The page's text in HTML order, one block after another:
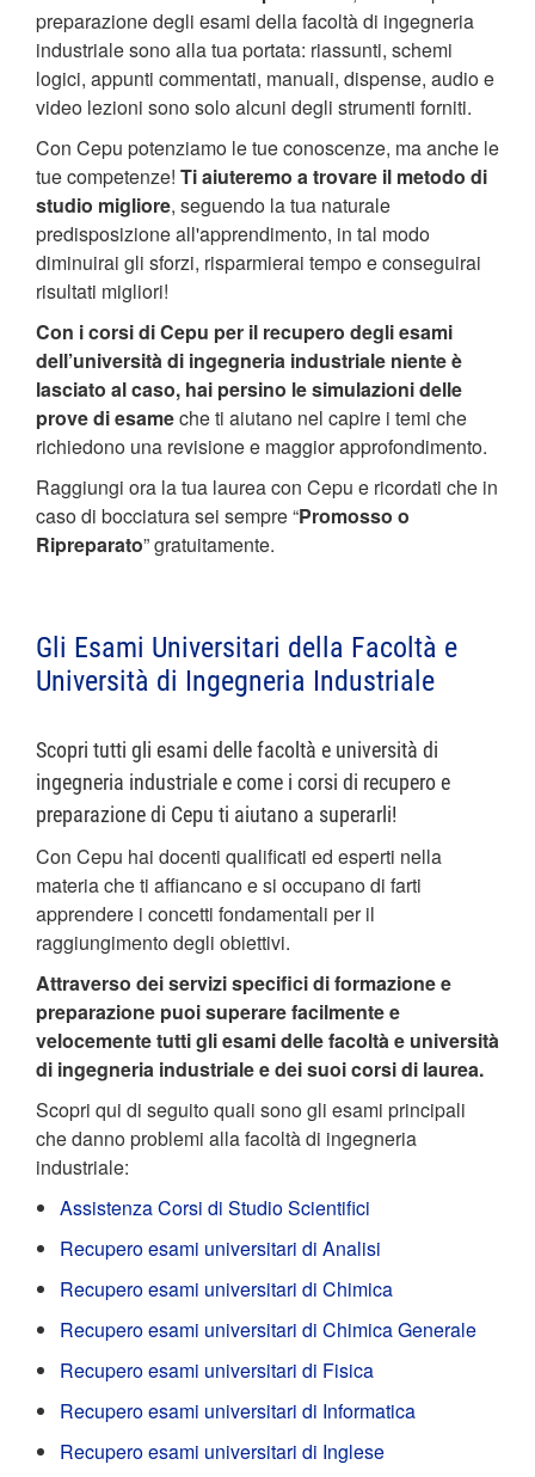
preparazione degli esami della facoltà di ingegneria
industriale sono alla tua portata: riassunti, schemi
logici, appunti commentati, manuali, dispense, audio e
video lezioni sono solo alcuni degli strumenti forniti.
Con Cepu potenziamo le tue conoscenze, ma anche le
tue competenze! Ti aiuteremo a trovare il metodo di
studio migliore, seguendo la tua naturale
predisposizione all'apprendimento, in tal modo
diminuirai gli sforzi, risparmierai tempo e conseguirai
risultati migliori!
Con i corsi di Cepu per il recupero degli esami
dell’università di ingegneria industriale niente è
lasciato al caso, hai persino le simulazioni delle
prove di esameche ti aiutano nel capire i temi che
richiedono una revisione e maggior approfondimento.
Raggiungi ora la tua laurea con Cepu e ricordati che in
caso di bocciatura sei sempre “Promosso o
Ripreparato” gratuitamente.
Gli Esami Universitari della Facoltà e
Università di Ingegneria Industriale
Scopri tutti gli esami delle facoltà e università di
ingegneria industriale e come i corsi di recupero e
preparazione di Cepu ti aiutano a superarli!
Con Cepu hai docenti qualificati ed esperti nella
materia che ti affiancano e si occupano di farti
apprendere i concetti fondamentali per il
raggiungimento degli obiettivi.
Attraverso dei servizi specifici di formazione e
preparazione puoi superare facilmente e
velocemente tutti gli esami delle facoltà e università
di ingegneria industriale e dei suoi corsi di laurea.
Scopri qui di seguito quali sono gli esami principali
che danno problemi alla facoltà di ingegneria
industriale:
Assistenza Corsi di Studio Scientifici
Recupero esami universitari di Analisi
Recupero esami universitari di Chimica
Recupero esami universitari di Chimica Generale
Recupero esami universitari di Fisica
Recupero esami universitari di Informatica
Recupero esami universitari di Inglese